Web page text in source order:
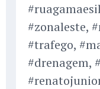
#zonaleste,
#trafego,
#drenagem,